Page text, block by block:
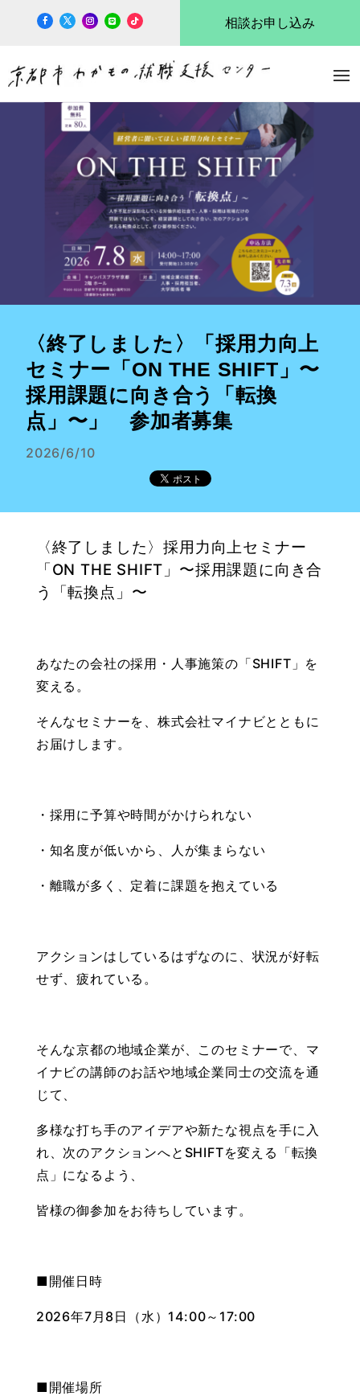
相談お申し込み
〈終了しました〉「採用力向上
セミナー「ON THE SHIFT」〜
採用課題に向き合う「転換
点」〜」 参加者募集
2026/6/10
〈終了しました〉採用力向上セミナー
「ON THE SHIFT」〜採用課題に向き合
う「転換点」〜
あなたの会社の採用・人事施策の「SHIFT」を
変える。
そんなセミナーを、株式会社マイナビとともに
お届けします。
・採用に予算や時間がかけられない
・知名度が低いから、人が集まらない
・離職が多く、定着に課題を抱えている
アクションはしているはずなのに、状況が好転
せず、疲れている。
そんな京都の地域企業が、このセミナーで、マ
イナビの講師のお話や地域企業同士の交流を通
じて、
多様な打ち手のアイデアや新たな視点を手に入
れ、次のアクションへとSHIFTを変える「転換
点」になるよう、
皆様の御参加をお待ちしています。
■開催日時
2026年7月8日（水）14:00～17:00
■開催場所